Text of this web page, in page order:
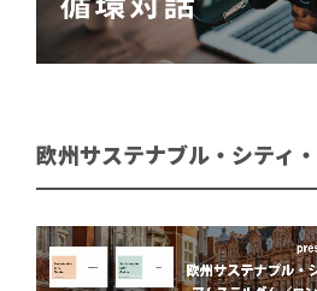
欧州サステナブル・シティ